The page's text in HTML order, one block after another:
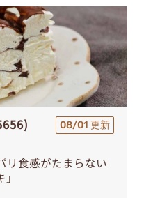
08/01 更新
リ食感がたまらない